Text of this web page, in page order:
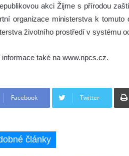
akci Žijme s přírodou
organizace ministerstva k
životního prostředí v systému
informace také na www.npcs.cz.
Facebook Twitter
články